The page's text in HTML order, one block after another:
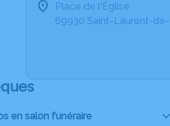
Place de l'Église
69930 Saint-Laurent-
en salon funéraire